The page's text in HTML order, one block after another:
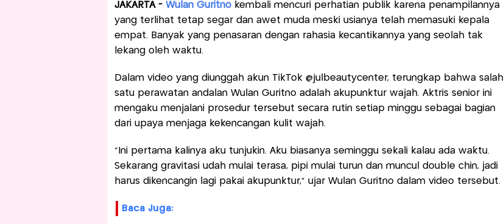
JAKARTA - Wulan Guritnokembali mencuri perhatian publik karena penampilannya
yang terlihat tetap segar dan awet muda meski usianya telah memasuki kepala
empat. Banyak yang penasaran dengan rahasia kecantikannya yang seolah tak
lekang oleh waktu.
Dalam video yang diunggah akun TikTok @julbeautycenter, terungkap bahwa salah
satu perawatan andalan Wulan Guritno adalah akupunktur wajah. Aktris senior ini
mengaku menjalani prosedur tersebut secara rutin setiap minggu sebagai bagian
dari upaya menjaga kekencangan kulit wajah.
“Ini pertama kalinya aku tunjukin. Aku biasanya seminggu sekali kalau ada waktu.
Sekarang gravitasi udah mulai terasa, pipi mulai turun dan muncul double chin, jadi
harus dikencangin lagi pakai akupunktur,” ujar Wulan Guritno dalam video tersebut.
Baca Juga: